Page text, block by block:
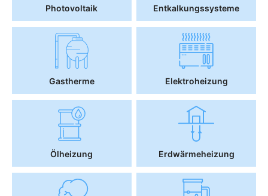
Photovoltaik Entkalkungssysteme
Gastherme Elektroheizung
Ölheizung Erdwärmeheizung